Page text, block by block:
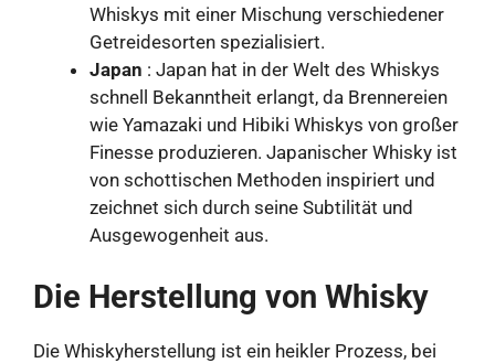
Whiskys mit einer Mischung verschiedener
Getreidesorten spezialisiert.
Japan : Japan hat in der Welt des Whiskys
schnell Bekanntheit erlangt, da Brennereien
wie Yamazaki und Hibiki Whiskys von großer
Finesse produzieren. Japanischer Whisky ist
von schottischen Methoden inspiriert und
zeichnet sich durch seine Subtilität und
Ausgewogenheit aus.
Die Herstellung von Whisky
Die Whiskyherstellung ist ein heikler Prozess, bei